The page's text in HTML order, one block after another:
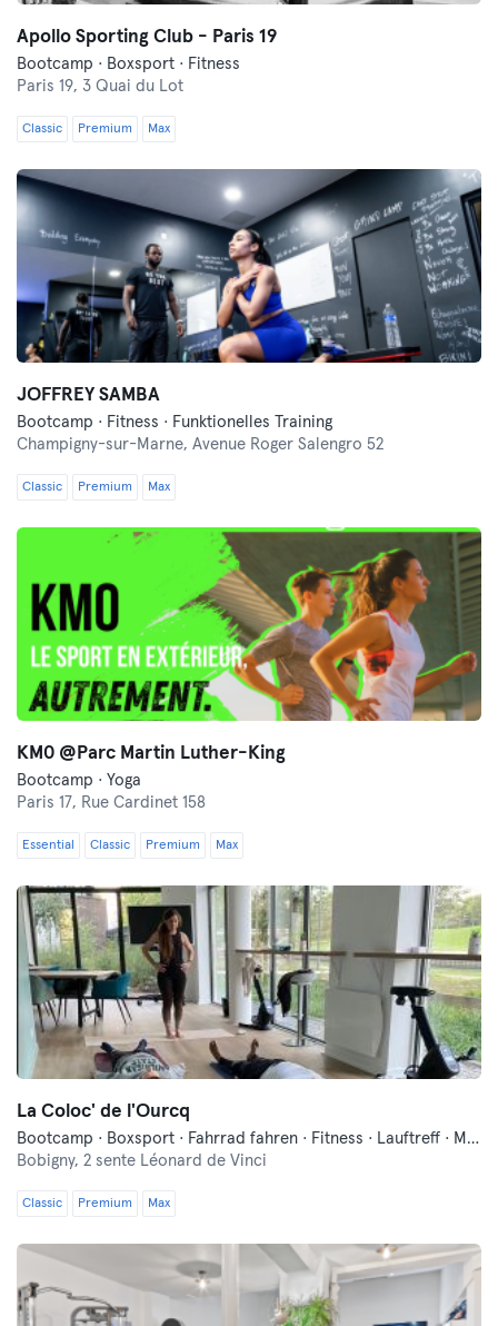
Apollo Sporting Club - Paris 19
Bootcamp · Boxsport · Fitness
Paris 19, 3 Quai du Lot
Classic Premium Max
JOFFREY SAMBA
Bootcamp · Fitness · Funktionelles Training
Champigny-sur-Marne, Avenue Roger Salengro 52
Classic Premium Max
KM0 @Parc Martin Luther-King
Bootcamp · Yoga
Paris 17, Rue Cardinet 158
Essential Classic Premium Max
La Coloc' de l'Ourcq
Bootcamp · Boxsport · Fahrrad fahren · Fitness · Lauftreff · Meditation · Moderne Selbstverteidigung · Pilates · Schwimmen · Tanzen · Yoga
Bobigny, 2 sente Léonard de Vinci
Classic Premium Max